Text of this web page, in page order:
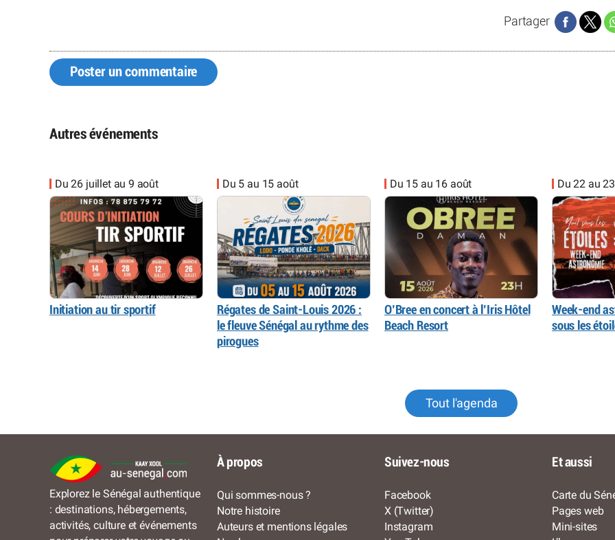
Partager
Poster un commentaire
Autres événements
Du 26 juillet au 9 août
Initiation au tir sportif
Du 5 au 15 août
Régates de Saint-Louis 2026 :
le fleuve Sénégal au rythme des
pirogues
Du 15 au 16 août
O’Bree en concert à l’Iris Hôtel
Beach Resort
Du 22 au
Week-end
sous les
Tout l'agenda
Explorez le Sénégal authentique
: destinations, hébergements,
activités, culture et événements
À propos
Qui sommes-nous ?
Notre histoire
Auteurs et mentions légales
Suivez-nous
Facebook
X (Twitter)
Instagram
Et aussi
Carte du
Pages web
Mini-sites